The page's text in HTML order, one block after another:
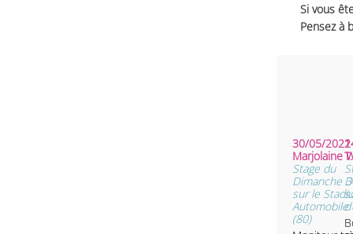
Si vous
Pensez à
30/05/2021
Marjolaine
Stage du
Dimanche
sur le
Automobile
(80)